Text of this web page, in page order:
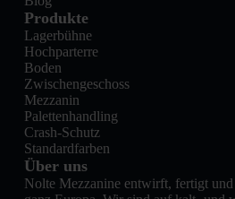
Produkte
Lagerbühne
Hochparterre
Boden
Zwischengeschoss
Mezzanin
Palettenhandling
Crash-Schutz
Standardfarben
Über uns
Nolte Mezzanine entwirft, fertigt